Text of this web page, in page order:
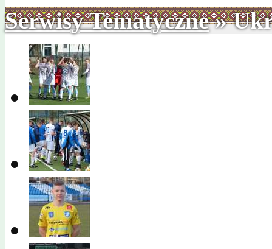
Serwisy Tematyczne»